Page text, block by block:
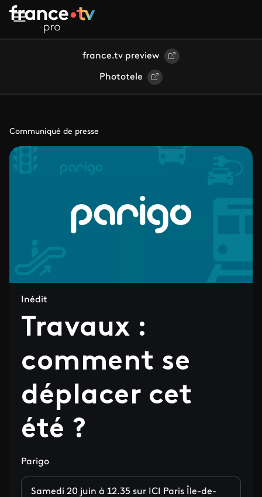
Aller au contenu principal
france.tv preview
Phototele
Communiqué de presse
Inédit
Travaux :
comment se
déplacer cet
été ?
Parigo
Samedi 20 juin à 12.35 sur ICI Paris Île-de-